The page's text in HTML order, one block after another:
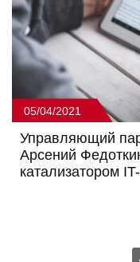
05/04/2021
Управляющий
Арсений
катализатором